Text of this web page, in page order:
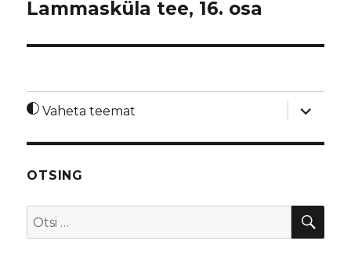
Lammasküla tee, 16. osa
Vaheta teemat
laienda
OTSING
Otsi: